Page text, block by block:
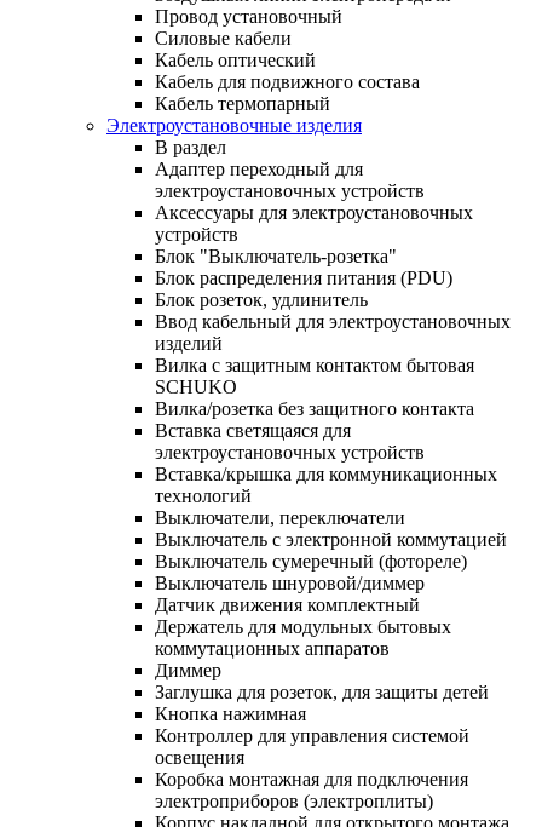
Провод установочный
Силовые кабели
Кабель оптический
Кабель для подвижного состава
Кабель термопарный
Электроустановочные изделия
В раздел
Адаптер переходный для
электроустановочных устройств
Аксессуары для электроустановочных
устройств
Блок "Выключатель-розетка"
Блок распределения питания (PDU)
Блок розеток, удлинитель
Ввод кабельный для электроустановочных
изделий
Вилка с защитным контактом бытовая
SCHUKO
Вилка/розетка без защитного контакта
Вставка светящаяся для
электроустановочных устройств
Вставка/крышка для коммуникационных
технологий
Выключатели, переключатели
Выключатель с электронной коммутацией
Выключатель сумеречный (фотореле)
Выключатель шнуровой/диммер
Датчик движения комплектный
Держатель для модульных бытовых
коммутационных аппаратов
Диммер
Заглушка для розеток, для защиты детей
Кнопка нажимная
Контроллер для управления системой
освещения
Коробка монтажная для подключения
электроприборов (электроплиты)
Корпус накладной для открытого монтажа